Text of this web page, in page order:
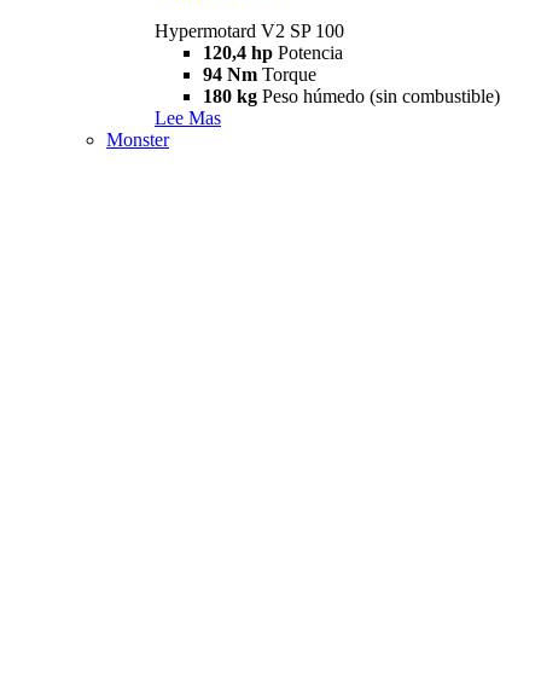
Hypermotard V2 SP 100
120,4 hp Potencia
94 Nm Torque
180 kg Peso húmedo (sin combustible)
Lee Mas
Monster